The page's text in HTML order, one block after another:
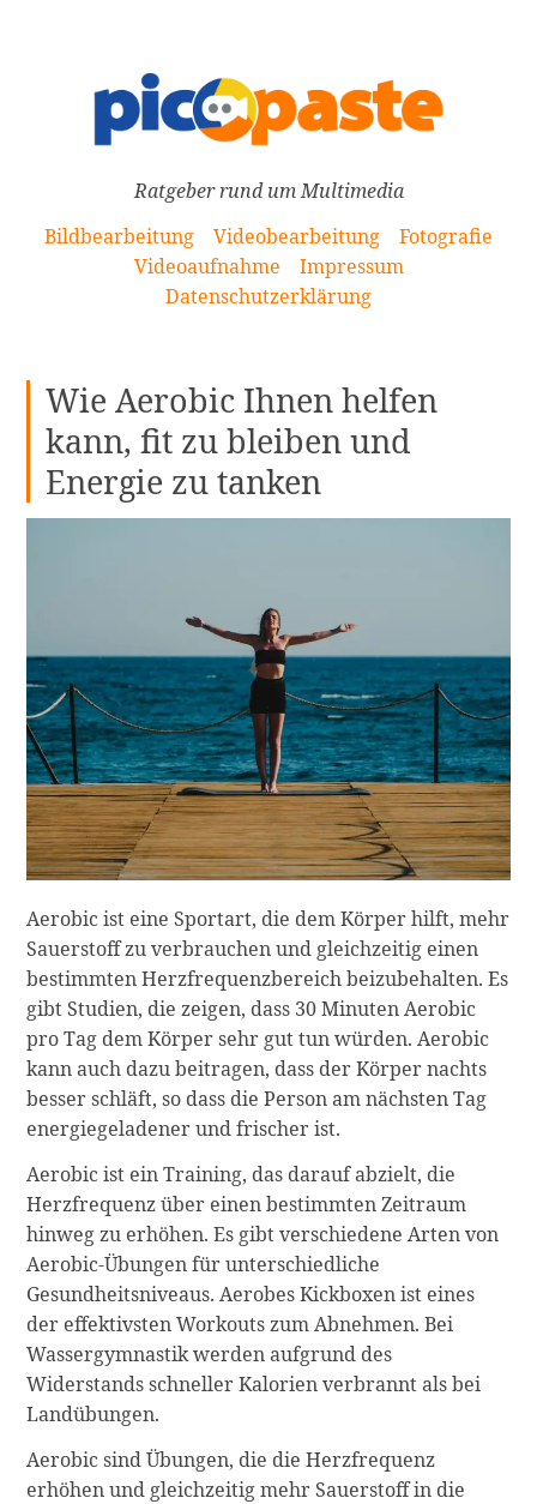
Ratgeber rund um Multimedia
Bildbearbeitung
Videobearbeitung
Fotografie
Videoaufnahme
Impressum
Datenschutzerklärung
Wie Aerobic Ihnen helfen
kann, fit zu bleiben und
Energie zu tanken
Aerobic ist eine Sportart, die dem Körper hilft, mehr
Sauerstoff zu verbrauchen und gleichzeitig einen
bestimmten Herzfrequenzbereich beizubehalten. Es
gibt Studien, die zeigen, dass 30 Minuten Aerobic
pro Tag dem Körper sehr gut tun würden. Aerobic
kann auch dazu beitragen, dass der Körper nachts
besser schläft, so dass die Person am nächsten Tag
energiegeladener und frischer ist.
Aerobic ist ein Training, das darauf abzielt, die
Herzfrequenz über einen bestimmten Zeitraum
hinweg zu erhöhen. Es gibt verschiedene Arten von
Aerobic-Übungen für unterschiedliche
Gesundheitsniveaus. Aerobes Kickboxen ist eines
der effektivsten Workouts zum Abnehmen. Bei
Wassergymnastik werden aufgrund des
Widerstands schneller Kalorien verbrannt als bei
Landübungen.
Aerobic sind Übungen, die die Herzfrequenz
erhöhen und gleichzeitig mehr Sauerstoff in die